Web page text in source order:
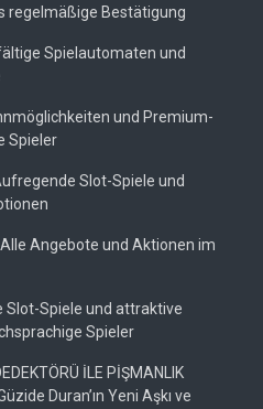
regelmäßige Bestätigung
Spielautomaten und
und Premium-
Spieler
Slot-Spiele und
Angebote und Aktionen im
Slot-Spiele und attraktive
Spieler
İLE PİŞMANLIK
Duran’ın Yeni Aşkı ve